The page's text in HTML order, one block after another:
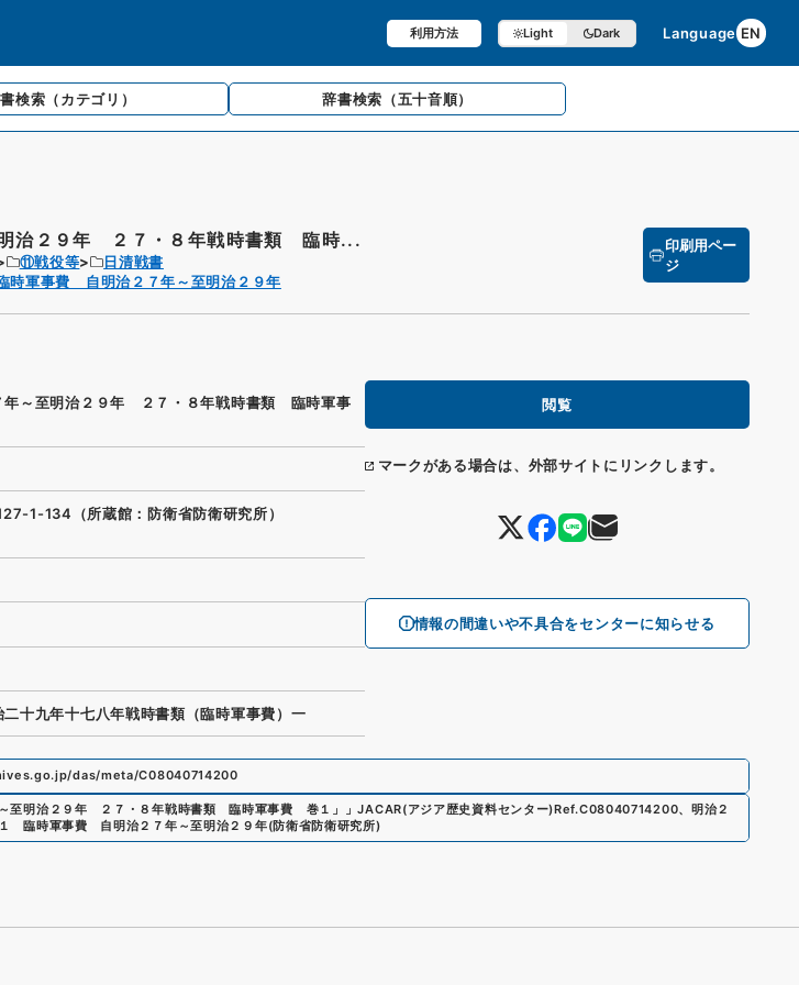
利用方法 Light Dark Language EN
検索 （カテゴリ） 辞書検索 （五十音順）
治２９年 ２７・８年戦時書類 臨時...
⑪戦役等
日清戦書
軍事費 自明治２７年～至明治２９年
印刷用ペー
ジ
閲覧
マークがある場合は、外部サイトにリンクします。
情報の間違いや不具合をセンターに知らせる
～至明治２９年 ２７・８年戦時書類 臨時軍事
1-134（所蔵館：防衛省防衛研究所）
十九年十七八年戦時書類（臨時軍事費）一
das/meta/C08040714200
至明治２９年 ２７・８年戦時書類 臨時軍事費 巻１」 」JACAR(アジア歴史資料センター)Ref.C08040714200、 明治２
臨時軍事費 自明治２７年～至明治２９年(防衛省防衛研究所)